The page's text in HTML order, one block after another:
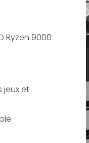
Ryzen 9000
jeux et